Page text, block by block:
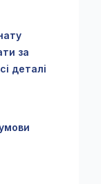
за
деталі